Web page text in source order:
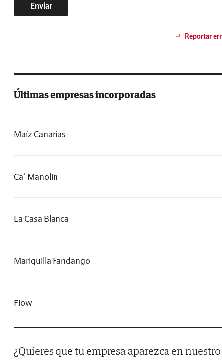
Enviar
Reportar
Últimas empresas incorporadas
Maíz Canarias
Ca´ Manolin
La Casa Blanca
Mariquilla Fandango
Flow
¿Quieres que tu empresa aparezca en nuestro